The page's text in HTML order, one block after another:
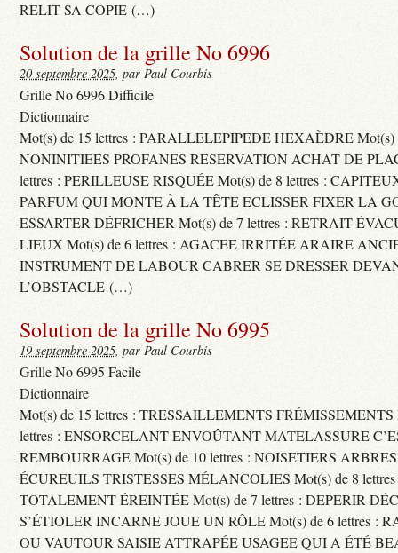
RELIT SA COPIE (…)
Solution de la grille No 6996
20 septembre 2025, par Paul Courbis
Grille No 6996 Difficile
Dictionnaire
Mot(s) de 15 lettres : PARALLELEPIPEDE HEXAÈDRE Mot(s)
NONINITIEES PROFANES RESERVATION ACHAT DE
lettres : PERILLEUSE RISQUÉE Mot(s) de 8 lettres :
PARFUM QUI MONTE À LA TÊTE ECLISSER FIXER LA
ESSARTER DÉFRICHER Mot(s) de 7 lettres : RETRAIT
LIEUX Mot(s) de 6 lettres : AGACEE IRRITÉE ARAIRE
INSTRUMENT DE LABOUR CABRER SE DRESSER
L’OBSTACLE (…)
Solution de la grille No 6995
19 septembre 2025, par Paul Courbis
Grille No 6995 Facile
Dictionnaire
Mot(s) de 15 lettres : TRESSAILLEMENTS FRÉMISSEMENTS
lettres : ENSORCELANT ENVOÛTANT MATELASSURE
REMBOURRAGE Mot(s) de 10 lettres : NOISETIERS
ÉCUREUILS TRISTESSES MÉLANCOLIES Mot(s) de 8
TOTALEMENT ÉREINTÉE Mot(s) de 7 lettres : DEPERIR
S’ÉTIOLER INCARNE JOUE UN RÔLE Mot(s) de 6 lettres :
OU VAUTOUR SAISIE ATTRAPÉE USAGEE QUI A ÉTÉ